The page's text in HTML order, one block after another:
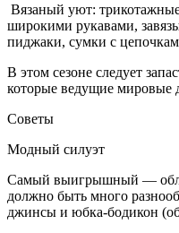
Вязаный уют:
широкими рукавами,
пиджаки, сумки с
В этом сезоне следует
которые ведущие мировые
Советы
Модный силуэт
Самый выигрышный —
должно быть много
джинсы и юбка-бодикон